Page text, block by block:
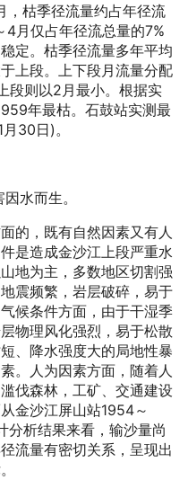
，枯季径流量约占年径流
月仅占年径流总量的7%
定。枯季径流量多年平均
上段。上下段月流量分配
段则以2月最小。根据实
年最枯。石鼓站实测最
30日)。
水而生。
的，既有自然因素又有人
是造成金沙江上段严重水
地为主，多数地区切割强
震频繁，岩层破碎，易于
候条件方面，由于干湿季
物理风化强烈，易于松散
、降水强度大的局地性暴
。人为因素方面，随着人
伐森林，工矿、交通建设
金沙江屏山站1954～
分析结果来看，输沙量尚
流量有密切关系，呈现出